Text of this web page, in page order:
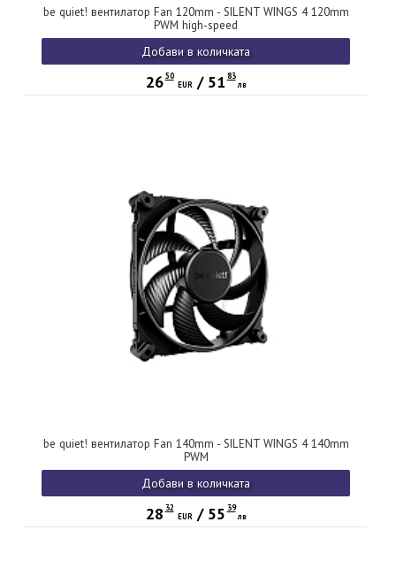
be quiet! вентилатор Fan 120mm - SILENT WINGS 4 120mm
PWM high-speed
Добави в количката
26 50
EUR/ 51 83
лв
be quiet! вентилатор Fan 140mm - SILENT WINGS 4 140mm
PWM
Добави в количката
28 32
EUR/ 55 39
лв